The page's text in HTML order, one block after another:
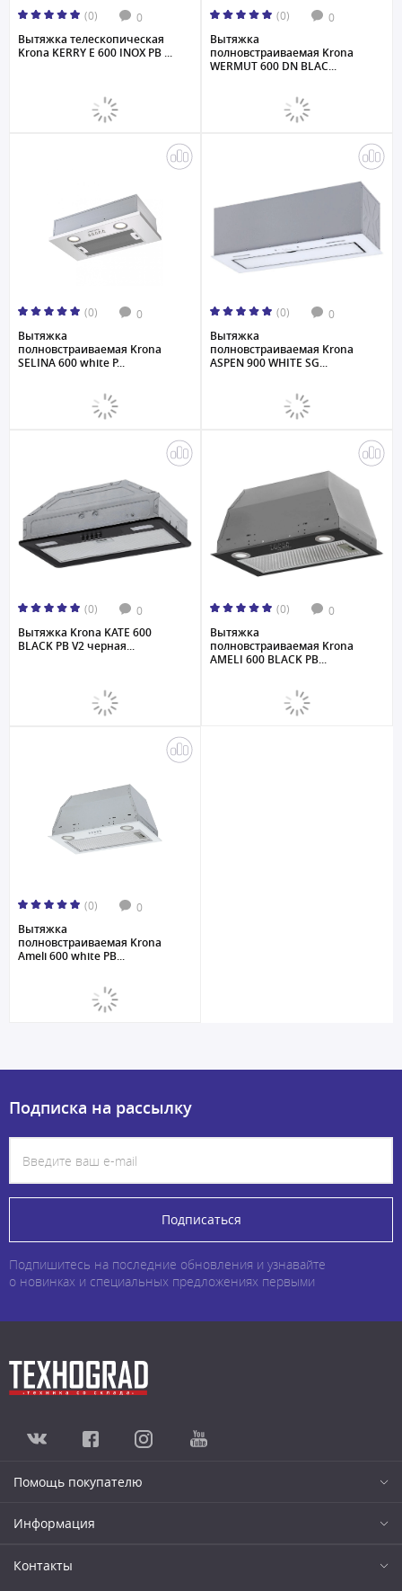
(0) 0
Вытяжка телескопическая
Krona KERRY E 600 INOX PB ...
(0) 0
Вытяжка
полновстраиваемая Krona
WERMUT 600 DN BLAC...
(0) 0
Вытяжка
полновстраиваемая Krona
SELINA 600 white P...
(0) 0
Вытяжка
полновстраиваемая Krona
ASPEN 900 WHITE SG...
(0) 0
Вытяжка Krona KATE 600
BLACK PB V2 черная...
(0) 0
Вытяжка
полновстраиваемая Krona
AMELI 600 BLACK PB...
(0) 0
Вытяжка
полновстраиваемая Krona
Ameli 600 white PB...
Подписка на рассылку
Подписаться
Подпишитесь на последние обновления и узнавайте
о новинках и специальных предложениях первыми
Помощь покупателю
Информация
Контакты